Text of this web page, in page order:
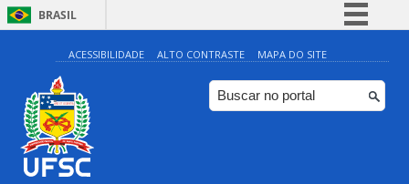
BRASIL
Simplifique!
Comunica BR
Participe
ACESSIBILIDADE ALTO CONTRASTE MAPA DO SITE